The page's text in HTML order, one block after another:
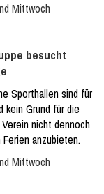
Mittwoch
besucht
Sporthallen sind für
kein Grund für die
nicht dennoch
anzubieten.
Mittwoch